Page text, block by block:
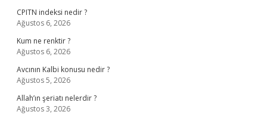
CPITN indeksi nedir ?
Ağustos 6, 2026
Kum ne renktir ?
Ağustos 6, 2026
Avcının Kalbi konusu nedir ?
Ağustos 5, 2026
Allah’ın şeriatı nelerdir ?
Ağustos 3, 2026